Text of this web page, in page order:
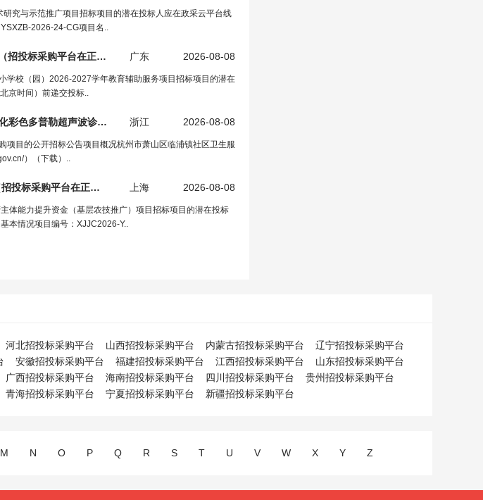
究与示范推广项目招标项目的潜在投标人应在政采云平台线
2026-24-CG项目名..
招投标采购平台在正文中） 广东 2026-08-08
学校（园）2026-2027学年教育辅助服务项目招标项目的潜在
京时间）前递交投标..
天盛浙创工程咨询有限公司关于杭州市萧山区临浦镇社区卫生服务中心全数字化彩色多普勒超声波诊断仪 采购项目的公开招标公告
浙江 2026-08-08
目的公开招标公告项目概况杭州市萧山区临浦镇社区卫生服
）（下载）..
招投标采购平台在正文中） 上海 2026-08-08
体能力提升资金（基层农技推广）项目招标项目的潜在投标
本情况项目编号：XJJC2026-Y..
河北招投标采购平台 山西招投标采购平台 内蒙古招投标采购平台
辽宁招投标采购平台
安徽招投标采购平台 福建招投标采购平台 江西招投标采购平台
山东招投标采购平台
广西招投标采购平台 海南招投标采购平台 四川招投标采购平台
贵州招投标采购平台
青海招投标采购平台 宁夏招投标采购平台 新疆招投标采购平台
M N O P Q R S T U V W X Y Z